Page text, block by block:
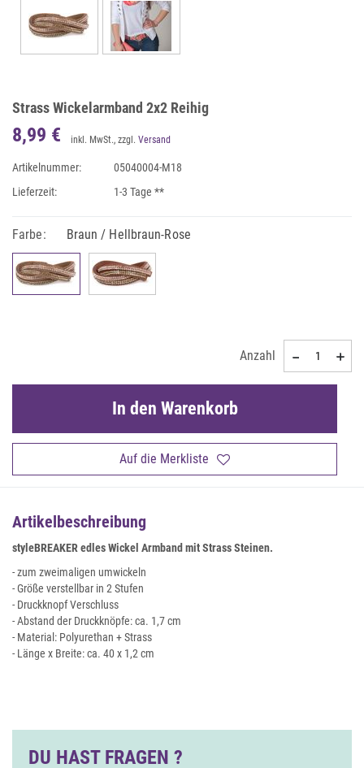
Strass Wickelarmband 2x2 Reihig
8,99 € inkl. MwSt., zzgl. Versand
Artikelnummer:
05040004-M18
Lieferzeit:
1-3 Tage **
Farbe: Braun / Hellbraun-Rose
Anzahl
Auf die Merkliste
In den Warenkorb
Artikelbeschreibung
styleBREAKER edles Wickel Armband mit Strass Steinen.
- zum zweimaligen umwickeln
- Größe verstellbar in 2 Stufen
- Druckknopf Verschluss
- Abstand der Druckknöpfe: ca. 1,7 cm
- Material: Polyurethan + Strass
- Länge x Breite: ca. 40 x 1,2 cm
DU HAST FRAGEN ?